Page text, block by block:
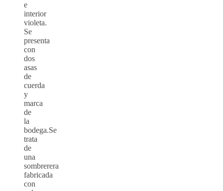
e
interior
violeta.
Se
presenta
con
dos
asas
de
cuerda
y
marca
de
la
bodega.Se
trata
de
una
sombrerera
fabricada
con